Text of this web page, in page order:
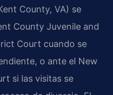
County, VA) se
County Juvenile and
Court cuando se
o ante el New
si las visitas se